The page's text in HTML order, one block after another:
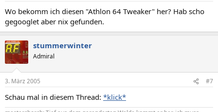
Wo bekomm ich diesen "Athlon 64 Tweaker" her? Hab scho
gegooglet aber nix gefunden.
stummerwinter
Admiral
3. März 2005 #7
Schau mal in diesem Thread: *klick*